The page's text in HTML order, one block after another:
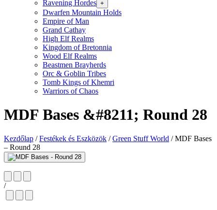
Ravening Hordes +
Dwarfen Mountain Holds
Empire of Man
Grand Cathay
High Elf Realms
Kingdom of Bretonnia
Wood Elf Realms
Beastmen Brayherds
Orc & Goblin Tribes
Tomb Kings of Khemri
Warriors of Chaos
MDF Bases &#8211; Round 28
Kezdőlap / Festékek és Eszközök / Green Stuff World /MDF Bases
– Round 28
/